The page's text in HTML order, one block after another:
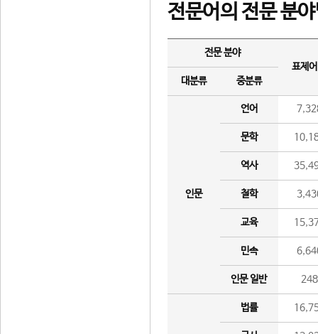
전문어의 전문 분
전문 분야
표제
대분류
중분류
인문
언어
문학
역사
철학
교육
민속
인문 일반 248
법률